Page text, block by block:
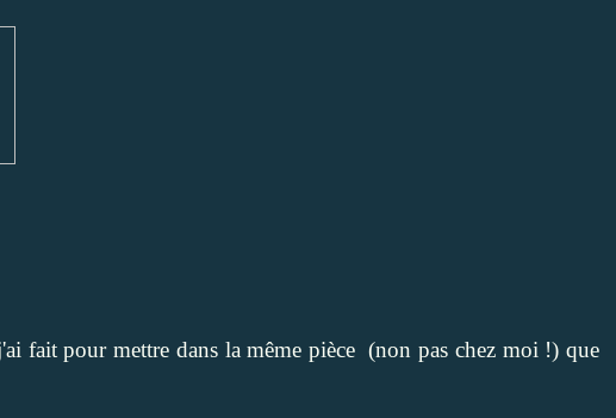
fait pour mettre dans la même pièce (non pas chez moi !) que